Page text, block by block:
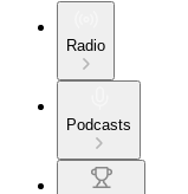
Radio
Podcasts